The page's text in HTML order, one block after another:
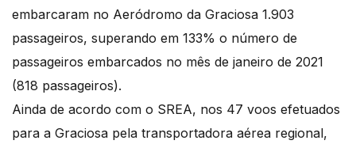
embarcaram no Aeródromo da Graciosa 1.903
passageiros, superando em 133% o número de
passageiros embarcados no mês de janeiro de 2021
(818 passageiros).
Ainda de acordo com o SREA, nos 47 voos efetuados
para a Graciosa pela transportadora aérea regional,